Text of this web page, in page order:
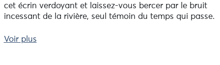
cet écrin verdoyant et laissez-vous bercer par le bruit
incessant de la rivière, seul témoin du temps qui passe.
Pourquoi choisir cette rando plutôt qu’une autre ?
Voir plus